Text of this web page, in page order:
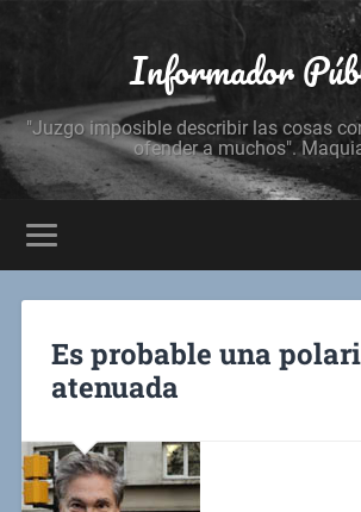
Informador
"Juzgo imposible describir las cosas
ofender a muchos".
Es probable una
atenuada